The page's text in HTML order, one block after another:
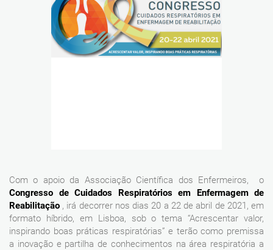
Com o apoio da Associação Científica dos Enfermeiros, o
Congresso de Cuidados Respiratórios em Enfermagem de
Reabilitação , irá decorrer nos dias 20 a 22 de abril de 2021, em
formato híbrido, em Lisboa, sob o tema “Acrescentar valor,
inspirando boas práticas respiratórias” e terão como premissa
a inovação e partilha de conhecimentos na área respiratória a